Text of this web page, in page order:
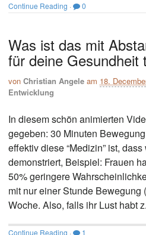
Continue Reading · 0
Was ist das mit
für deine Gesundheit
von Christian Angele am 18.
Entwicklung
In diesem schön animierten
gegeben: 30 Minuten
effektiv diese “Medizin” ist,
demonstriert, Beispiel: Frauen
50% geringere
mit nur einer Stunde
Woche. Also, falls ihr Lust habt
Continue Reading · 1